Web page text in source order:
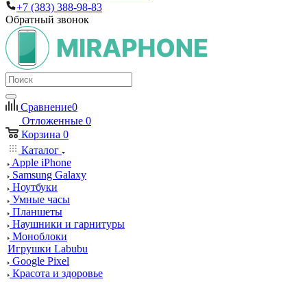
+7 (383) 388-98-83
Обратный звонок
Сравнение0
Отложенные 0
Корзина 0
Каталог
Apple iPhone
Samsung Galaxy
Ноутбуки
Умные часы
Планшеты
Наушники и гарнитуры
Моноблоки
Игрушки Labubu
Google Pixel
Красота и здоровье